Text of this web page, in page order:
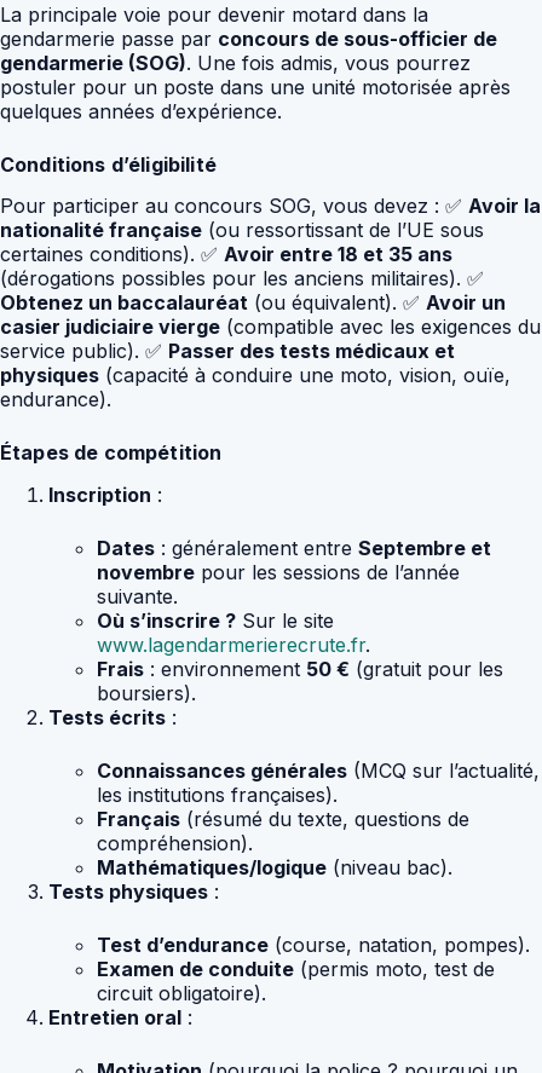
La principale voie pour devenir motard dans la
gendarmerie passe par concours de sous-officier de
gendarmerie (SOG). Une fois admis, vous pourrez
postuler pour un poste dans une unité motorisée après
quelques années d’expérience.
Conditions d’éligibilité
Pour participer au concours SOG, vous devez : ✅ Avoir la
nationalité française (ou ressortissant de l’UE sous
certaines conditions). ✅ Avoir entre 18 et 35 ans
(dérogations possibles pour les anciens militaires). ✅
Obtenez un baccalauréat (ou équivalent). ✅ Avoir un
casier judiciaire vierge (compatible avec les exigences du
service public). ✅ Passer des tests médicaux et
physiques (capacité à conduire une moto, vision, ouïe,
endurance).
Étapes de compétition
Inscription :
Dates : généralement entre Septembre et
novembre pour les sessions de l’année
suivante.
Où s’inscrire ? Sur le site
www.lagendarmerierecrute.fr.
Frais : environnement 50 € (gratuit pour les
boursiers).
Tests écrits :
Connaissances générales (MCQ sur l’actualité,
les institutions françaises).
Français (résumé du texte, questions de
compréhension).
Mathématiques/logique (niveau bac).
Tests physiques :
Test d’endurance (course, natation, pompes).
Examen de conduite (permis moto, test de
circuit obligatoire).
Entretien oral :